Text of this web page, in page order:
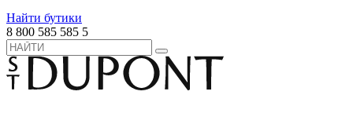
Найти бутики
8 800 585 585 5